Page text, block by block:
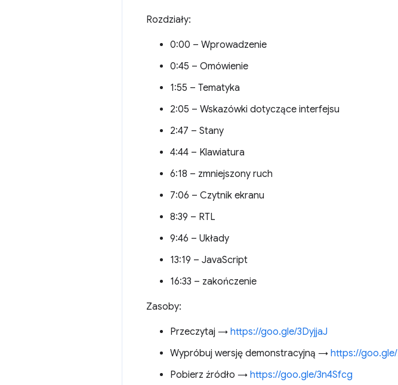
Rozdziały:
0:00 – Wprowadzenie
0:45 – Omówienie
1:55 – Tematyka
2:05 – Wskazówki dotyczące interfejsu
2:47 – Stany
4:44 – Klawiatura
6:18 – zmniejszony ruch
7:06 – Czytnik ekranu
8:39 – RTL
9:46 – Układy
13:19 – JavaScript
16:33 – zakończenie
Zasoby:
Przeczytaj → https://goo.gle/3DyjjaJ
Wypróbuj wersję demonstracyjną → https://goo.gle/
Pobierz źródło → https://goo.gle/3n4Sfcg